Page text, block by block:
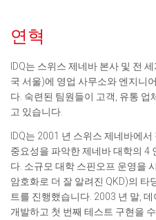
연혁
IDQ는 스위스 제네바 본사 및 전
국 서울)에 영업 사무소와 엔지니
다. 숙련된 팀원들이 고객, 유통
고 있습니다.
IDQ는 2001 년 스위스 제네바에
중요성을 파악한 제네바 대학의 4
다. 소규모 대학 스핀오프 운영을
암호화로 더 잘 알려진 QKD)의 타
트를 진행했습니다. 2003 년 말,
개발하고 첫 번째 테스트 구현을